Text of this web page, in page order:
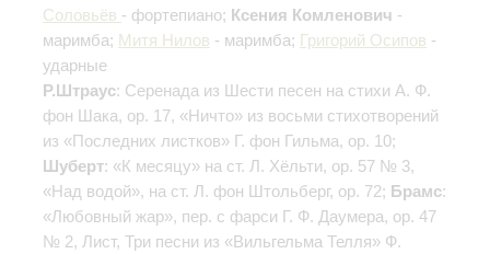
Соловьёв - фортепиано; Ксения Комленович -
маримба; Митя Нилов - маримба; Григорий Осипов -
ударные
Р.Штраус: Серенада из Шести песен на стихи А. Ф.
фон Шака, op. 17, «Ничто» из восьми стихотворений
из «Последних листков» Г. фон Гильма, op. 10;
Шуберт: «К месяцу» на ст. Л. Хёльти, ор. 57 № 3,
«Над водой», на ст. Л. фон Штольберг, ор. 72; Брамс:
«Любовный жар», пер. с фарси Г. Ф. Даумера, ор. 47
№ 2, Лист, Три песни из «Вильгельма Телля» Ф.